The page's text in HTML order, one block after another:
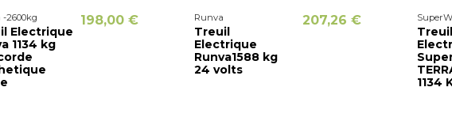
-2600kg
Electrique
1134 kg
198,00 € Runva
Treuil
Electrique
Runva1588 kg
24 volts
207,26 €
Treuil
1134